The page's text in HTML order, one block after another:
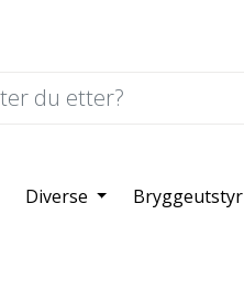
Diverse Bryggeutstyr